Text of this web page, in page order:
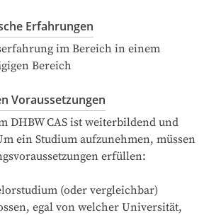
Erfahrungen
im Bereich in einem
Bereich
Voraussetzungen
DHBW CAS ist weiterbildend und
ein Studium aufzunehmen, müssen
erfüllen:
(oder vergleichbar)
egal von welcher Universität,